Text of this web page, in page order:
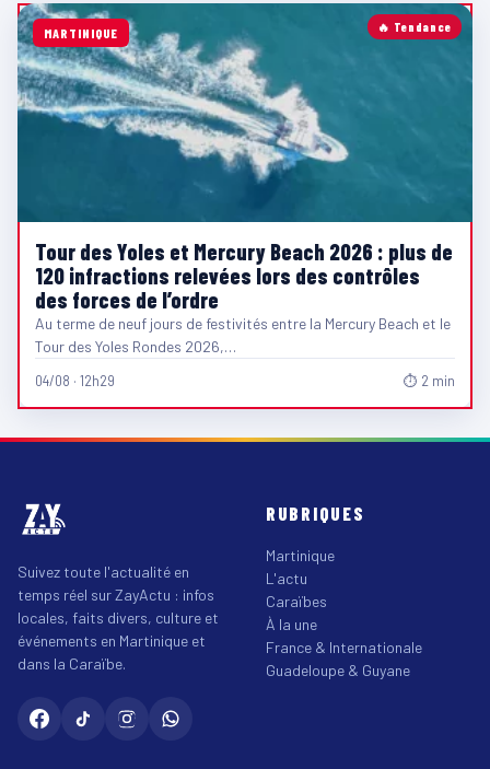
🔥 Tendance
MARTINIQUE
Tour des Yoles et Mercury Beach 2026 : plus de
120 infractions relevées lors des contrôles
des forces de l’ordre
Au terme de neuf jours de festivités entre la Mercury Beach et le
Tour des Yoles Rondes 2026,…
04/08 · 12h29 ⏱ 2 min
Suivez toute l'actualité en
temps réel sur ZayActu : infos
locales, faits divers, culture et
événements en Martinique et
dans la Caraïbe.
RUBRIQUES
Martinique
L'actu
Caraïbes
À la une
France & Internationale
Guadeloupe & Guyane